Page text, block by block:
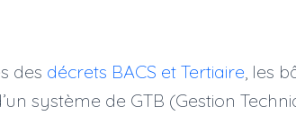
des décrets BACS et Tertiaire, les
système de GTB (Gestion